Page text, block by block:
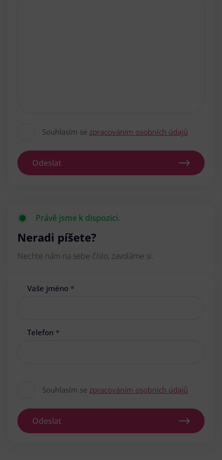
Souhlasím se zpracováním osobních údajů
Odeslat
Právě jsme k dispozici.
Neradi píšete?
Nechte nám na sebe číslo, zavoláme si.
Vaše jméno *
Telefon *
Souhlasím se zpracováním osobních údajů
Odeslat